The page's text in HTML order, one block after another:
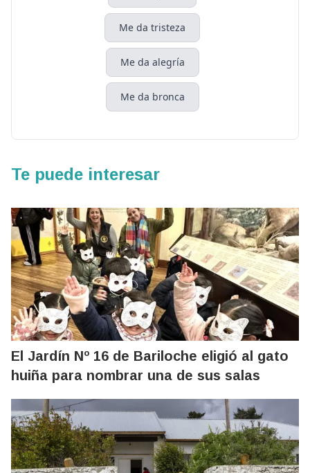
Me da tristeza
Me da alegría
Me da bronca
Te puede interesar
El Jardín Nº 16 de Bariloche eligió al gato
huiña para nombrar una de sus salas